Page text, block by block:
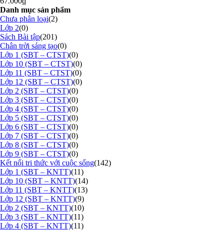
Danh mục sản phẩm
Chưa phân loại(2)
Lớp 2(0)
Sách Bài tập(201)
Chân trời sáng tạo(0)
Lớp 1 (SBT – CTST)(0)
Lớp 10 (SBT – CTST)(0)
Lớp 11 (SBT – CTST)(0)
Lớp 12 (SBT – CTST)(0)
Lớp 2 (SBT – CTST)(0)
Lớp 3 (SBT – CTST)(0)
Lớp 4 (SBT – CTST)(0)
Lớp 5 (SBT – CTST)(0)
Lớp 6 (SBT – CTST)(0)
Lớp 7 (SBT – CTST)(0)
Lớp 8 (SBT – CTST)(0)
Lớp 9 (SBT – CTST)(0)
Kết nối tri thức với cuộc sống(142)
Lớp 1 (SBT – KNTT)(11)
Lớp 10 (SBT – KNTT)(14)
Lớp 11 (SBT – KNTT)(13)
Lớp 12 (SBT – KNTT)(9)
Lớp 2 (SBT – KNTT)(10)
Lớp 3 (SBT – KNTT)(11)
Lớp 4 (SBT – KNTT)(11)